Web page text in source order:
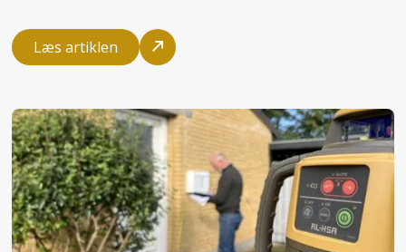
sætningsskader vil fugning og lignende
symptombehandling derfor ikke løse problemet.
Læs artiklen